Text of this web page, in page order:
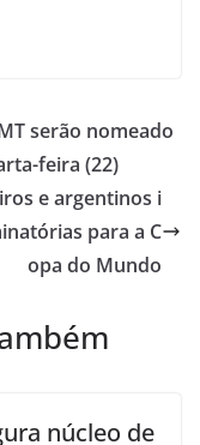
serão nomeado
feira (22)
e argentinos i
para a C
opa do Mundo
núcleo de